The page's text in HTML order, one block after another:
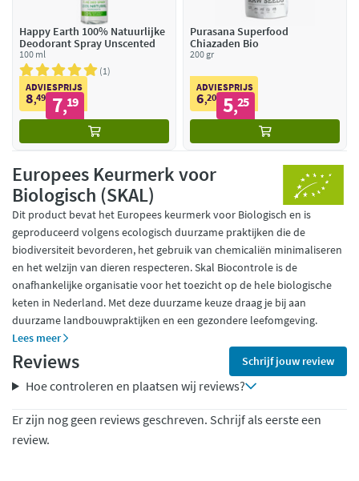
Happy Earth 100% Natuurlijke
Deodorant Spray Unscented
100 ml
1
ADVIESPRIJS
8,49 7,19
Purasana Superfood
Chiazaden Bio
200 gr
ADVIESPRIJS
6,20 5,25
Europees Keurmerk voor
Biologisch (SKAL)
Dit product bevat het Europees keurmerk voor Biologisch en is
geproduceerd volgens ecologisch duurzame praktijken die de
biodiversiteit bevorderen, het gebruik van chemicaliën minimaliseren
en het welzijn van dieren respecteren. Skal Biocontrole is de
onafhankelijke organisatie voor het toezicht op de hele biologische
keten in Nederland. Met deze duurzame keuze draag je bij aan
duurzame landbouwpraktijken en een gezondere leefomgeving.
Lees meer
Reviews Schrijf jouw review
Hoe controleren en plaatsen wij reviews?
Er zijn nog geen reviews geschreven. Schrijf als eerste een
review.